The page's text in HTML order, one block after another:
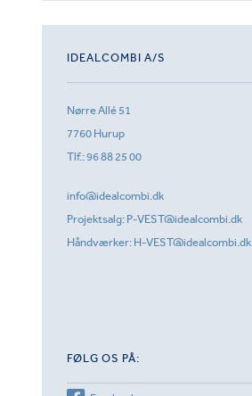
IDEALCOMBI A/S
Nørre Allé 51
7760 Hurup
Tlf.:96 88 25 00
info@idealcombi.dk
Projektsalg: P-VEST@idealcombi.dk
Håndværker: H-VEST@idealcombi.dk
FØLG OS PÅ: